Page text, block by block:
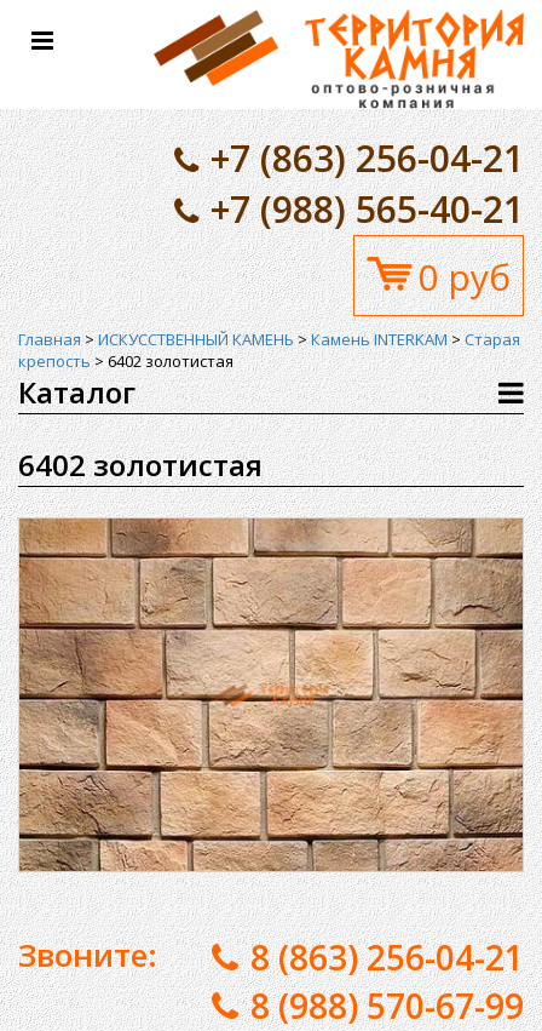
Toggle
+7 (863) 256-04-21
+7 (988) 565-40-21
0 руб
Главная>ИСКУССТВЕННЫЙ КАМЕНЬ>Камень INTERKAM>Старая
крепость>6402 золотистая
Каталог
6402 золотистая
Звоните:
8 (863) 256-04-21
8 (988) 570-67-99